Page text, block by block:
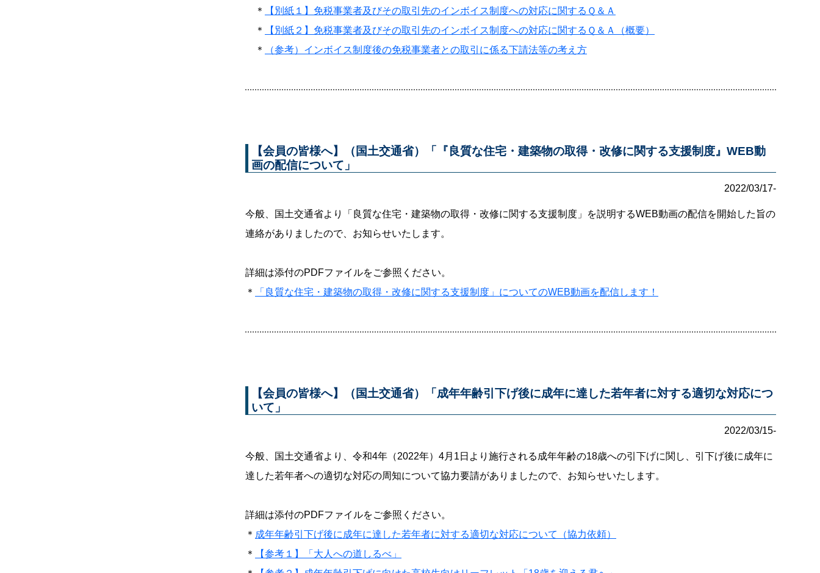
＊
【別紙１】免税事業者及びその取引先のインボイス制度への対応に関するＱ＆Ａ
＊
【別紙２】免税事業者及びその取引先のインボイス制度への対応に関するＱ＆Ａ（概要）
＊
（参考）インボイス制度後の免税事業者との取引に係る下請法等の考え方
【会員の皆様へ】（国土交通省）「『良質な住宅・建築物の取得・改修に関する支援制度』WEB動
画の配信について」
2022/03/17-
今般、国土交通省より「良質な住宅・建築物の取得・改修に関する支援制度」を説明するWEB動画の配信を開始した旨の
連絡がありましたので、お知らせいたします。
詳細は添付のPDFファイルをご参照ください。
＊
「良質な住宅・建築物の取得・改修に関する支援制度」についてのWEB動画を配信します！
【会員の皆様へ】（国土交通省）「成年年齢引下げ後に成年に達した若年者に対する適切な対応につ
いて」
2022/03/15-
今般、国土交通省より、令和4年（2022年）4月1日より施行される成年年齢の18歳への引下げに関し、引下げ後に成年に
達した若年者への適切な対応の周知について協力要請がありましたので、お知らせいたします。
詳細は添付のPDFファイルをご参照ください。
＊ 成年年齢引下げ後に成年に達した若年者に対する適切な対応について（協力依頼）
＊
【参考１】「大人への道しるべ」